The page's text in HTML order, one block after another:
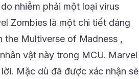
nhiễm phải một loại virus
Zombies là một chi tiết đáng
the Multiverse of Madness ,
vật này trong MCU. Marvel
Mặc dù đã được xác nhận sẽ